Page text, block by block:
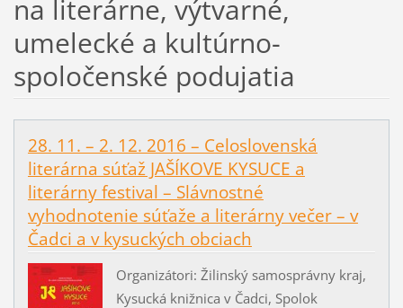
na literárne, výtvarné,
umelecké a kultúrno-
spoločenské podujatia
28. 11. – 2. 12. 2016 – Celoslovenská
literárna súťaž JAŠÍKOVE KYSUCE a
literárny festival – Slávnostné
vyhodnotenie súťaže a literárny večer – v
Čadci a v kysuckých obciach
Organizátori: Žilinský samosprávny kraj,
Kysucká knižnica v Čadci, Spolok